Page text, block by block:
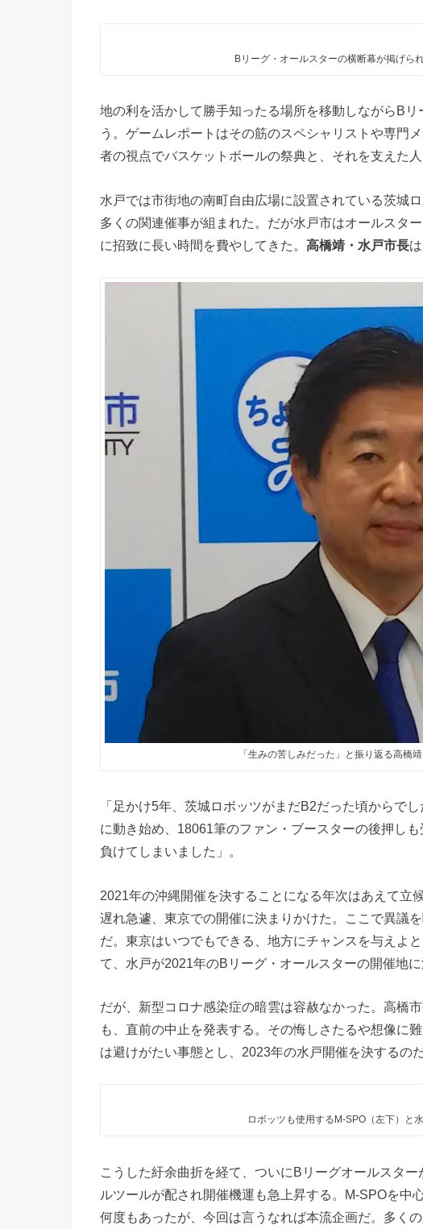
Bリーグ・オールスターの横断幕が掲げ
地の利を活かして勝手知ったる場所を移動しながらB
う。ゲームレポートはその筋のスペシャリストや専門
者の視点でバスケットボールの祭典と、それを支えた
水戸では市街地の南町自由広場に設置されている茨城
多くの関連催事が組まれた。だが水戸市はオールスタ
に招致に長い時間を費やしてきた。 高橋靖・水戸市長
「生みの苦しみだった」と振り返る高
「足かけ5年、茨城ロボッツがまだB2だった頃からで
に動き始め、18061筆のファン・ブースターの後押し
負けてしまいました」。
2021年の沖縄開催を決することになる年次はあえて立
遅れ急遽、東京での開催に決まりかけた。ここで異議
だ。東京はいつでもできる、地方にチャンスを与えよ
て、水戸が2021年のBリーグ・オールスターの開催地に
だが、新型コロナ感染症の暗雲は容赦なかった。高橋
も、直前の中止を発表する。その悔しさたるや想像に
は避けがたい事態とし、2023年の水戸開催を決するのだ
ロボッツも使用するM-SPO（左下）
こうした紆余曲折を経て、ついにBリーグオールスタ
ルツールが配され開催機運も急上昇する。M-SPOを中
何度もあったが、今回は言うなれば本流企画だ。多く